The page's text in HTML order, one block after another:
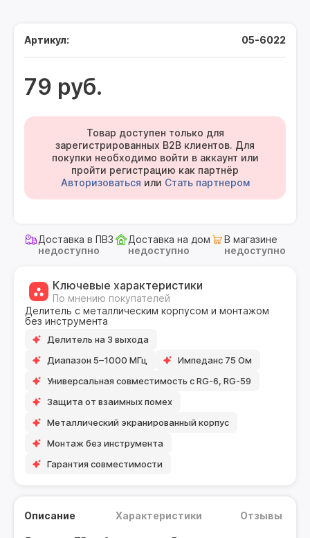
Артикул: 05-6022
79 руб.
Товар доступен только для
зарегистрированных B2B клиентов. Для
покупки необходимо войти в аккаунт или
пройти регистрацию как партнёр
Авторизоваться или Стать партнером
Доставка в ПВЗ
недоступно
Доставка на дом
недоступно
В магазине
недоступно
Ключевые характеристики
По мнению покупателей
Делитель с металлическим корпусом и монтажом
без инструмента
Делитель на 3 выхода
Диапазон 5–1000 МГц
Импеданс 75 Ом
Универсальная совместимость с RG-6, RG-59
Защита от взаимных помех
Металлический экранированный корпус
Монтаж без инструмента
Гарантия совместимости
Описание Характеристики Отзывы